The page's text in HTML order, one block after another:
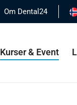
Om Dental24
Kurser & Event